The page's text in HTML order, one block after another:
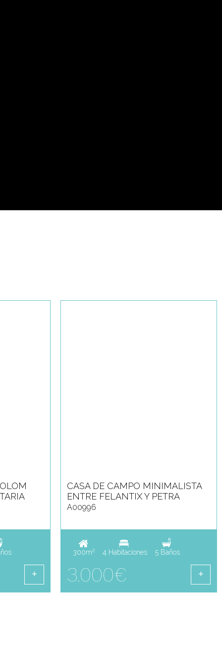
CASA DE CAMPO MINIMALISTA
ENTRE FELANTIX Y PETRA
A00996
300m2 4 Habitaciones 5 Baños
3.000€